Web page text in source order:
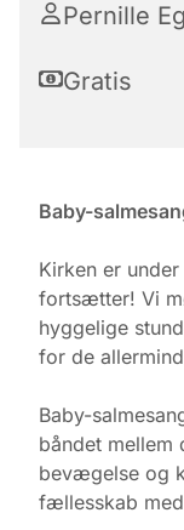
Pernille
Gratis
Baby-
Kirken er
fortsætter! Vi
hyggelige
for de
Baby-
båndet mellem
bevægelse og
fællesskab